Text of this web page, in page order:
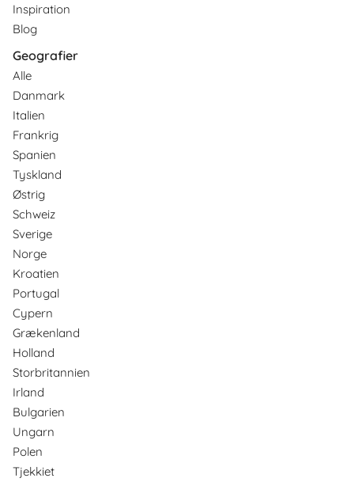
Inspiration
Blog
Geografier
Alle
Danmark
Italien
Frankrig
Spanien
Tyskland
Østrig
Schweiz
Sverige
Norge
Kroatien
Portugal
Cypern
Grækenland
Holland
Storbritannien
Irland
Bulgarien
Ungarn
Polen
Tjekkiet